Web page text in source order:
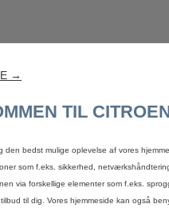
→
TIL
den bedst mulige oplevelse af vores
som f.eks. sikkerhed,
via forskellige elementer som f.eks.
til dig. Vores hjemmeside kan også